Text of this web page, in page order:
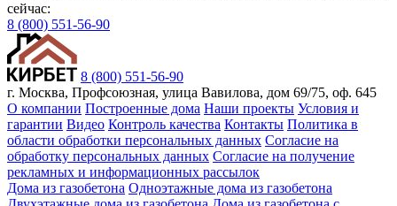
сейчас:
8 (800) 551-56-90
8 (800) 551-56-90
г. Москва, Профсоюзная, улица Вавилова, дом 69/75, оф. 645
О компании Построенные дома Наши проекты Условия и
гарантии Видео Контроль качества Контакты Политика в
области обработки персональных данных Согласие на
обработку персональных данных Согласие на получение
рекламных и информационных рассылок
Дома из газобетона Одноэтажные дома из газобетона